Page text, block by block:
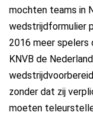
mochten teams in
wedstrijdformulier
2016 meer spelers
KNVB de
zonder dat zij
moeten